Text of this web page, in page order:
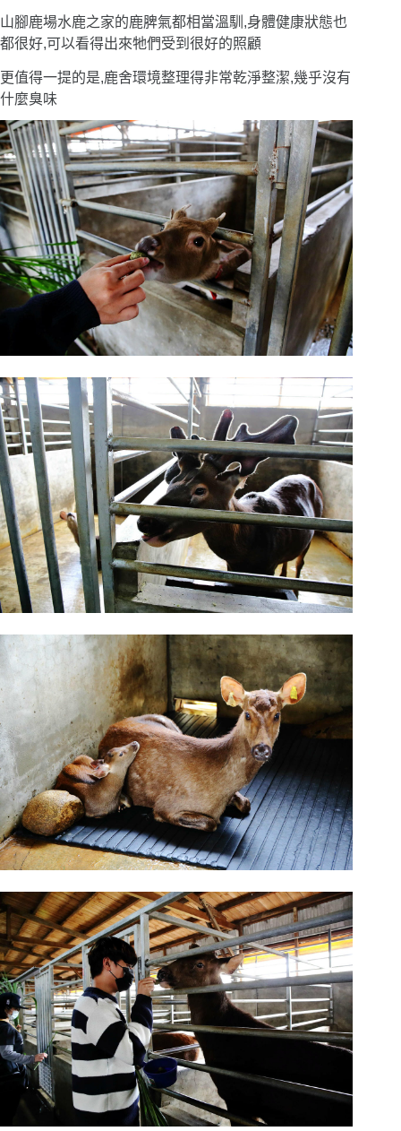
山腳鹿場水鹿之家的鹿脾氣都相當溫馴,身體健康狀態也
都很好,可以看得出來牠們受到很好的照顧
更值得一提的是,鹿舍環境整理得非常乾淨整潔,幾乎沒有
什麼臭味